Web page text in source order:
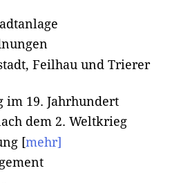
Feilhau und Trierer
im 19. Jahrhundert
dem 2. Weltkrieg
[mehr]